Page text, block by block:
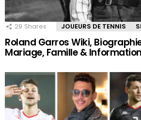
29 Shares JOUEURS DE TENNIS
Roland Garros Wiki,
Mariage, Famille &